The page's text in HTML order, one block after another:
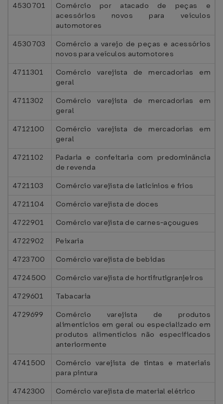
4530701
Comércio por atacado de peças e
acessórios novos para veículos
automotores
4530703
Comércio a varejo de peças e acessórios
novos para veículos automotores
4711301
Comércio varejista de mercadorias em
geral
4711302
Comércio varejista de mercadorias em
geral
4712100
Comércio varejista de mercadorias em
geral
4721102
Padaria e confeitaria com predominância
de revenda
4721103
Comércio varejista de laticínios e frios
4721104
Comércio varejista de doces
4722901
Comércio varejista de carnes-açougues
4722902
Peixaria
4723700
Comércio varejista de bebidas
4724500
Comércio varejista de hortifrutigranjeiros
4729601
Tabacaria
4729699
Comércio varejista de produtos
alimentícios em geral ou especializado em
produtos alimentícios não especificados
anteriormente
4741500
Comércio varejista de tintas e materiais
para pintura
4742300
Comércio varejista de material elétrico